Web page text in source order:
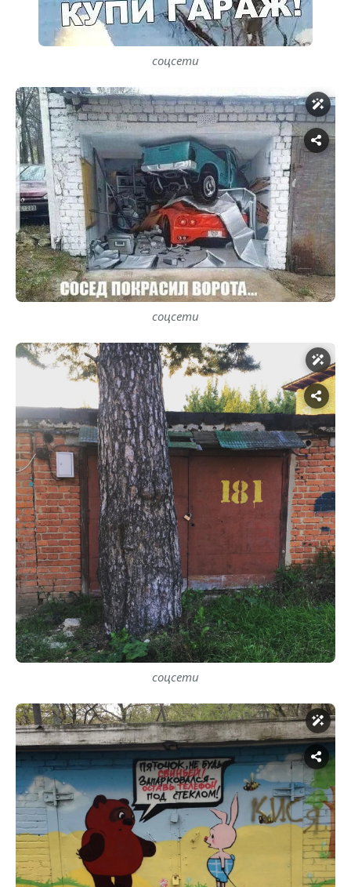
соцсети
соцсети
соцсети